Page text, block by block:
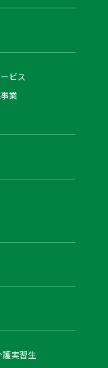
ビス
業
護実習生